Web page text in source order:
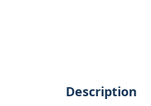
Description